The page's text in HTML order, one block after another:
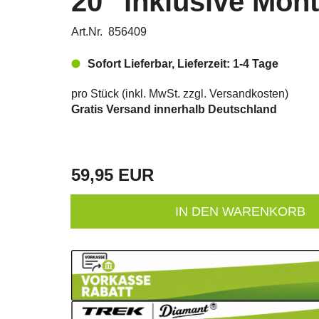
Art.Nr. 856409
Sofort Lieferbar, Lieferzeit: 1-4 Tage
pro Stück (inkl. MwSt. zzgl. Versandkosten)
Gratis Versand innerhalb Deutschland
59,95 EUR
IN DEN WARENKORB